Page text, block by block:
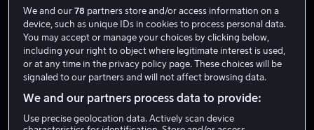
The Shuroo Process
We and our78 partners store and/or access information on a
device, such as unique IDs in cookies to process personal data.
You may accept or manage your choices by clicking below,
including your right to object where legitimate interest is used,
or at any time in the privacy policy page. These choices will be
signaled to our partners and will not affect browsing data.
We and our partners process data to provide:
Use precise geolocation data. Actively scan device